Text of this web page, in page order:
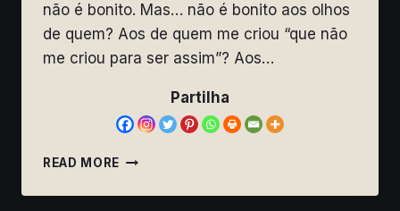
não é bonito. Mas… não é bonito aos olhos
de quem? Aos de quem me criou “que não
me criou para ser assim”? Aos…
Partilha
READ MORE O
PROPÓSITO